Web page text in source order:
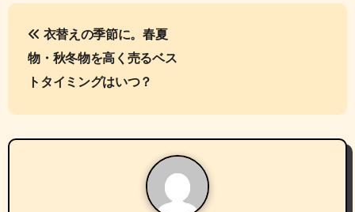
投
稿
ナ
ビ
ゲ
衣替えの季節に。春夏
物・秋冬物を高く売るベス
トタイミングはいつ？